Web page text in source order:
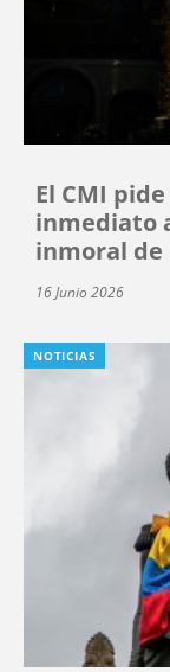
El CMI
inmediato
inmoral de
16 Junio 2026
NOTICIAS